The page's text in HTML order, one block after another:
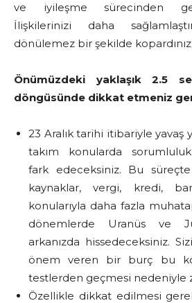
ve iyileşme sürecinden
İlişkilerinizi daha
dönülemez bir şekilde kopardınız.
Önümüzdeki yaklaşık 2.5
döngüsünde dikkat etmeniz
23 Aralık tarihi itibariyle yavaş
takım konularda
fark edeceksiniz. Bu
kaynaklar, vergi, kredi,
konularıyla daha fazla
dönemlerde Uranüs ve
arkanızda hissedeceksiniz.
önem veren bir burç bu
testlerden geçmesi nedeniyle
Özellikle dikkat edilmesi